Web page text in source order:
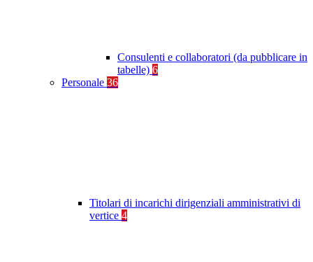
Consulenti e collaboratori (da pubblicare in
tabelle) 6
Personale 36
Titolari di incarichi dirigenziali amministrativi di
vertice 4